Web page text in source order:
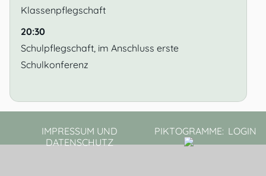
Klassenpflegschaft
20:30
Schulpflegschaft, im Anschluss erste
Schulkonferenz
IMPRESSUM UND
DATENSCHUTZ
PIKTOGRAMME: LOGIN